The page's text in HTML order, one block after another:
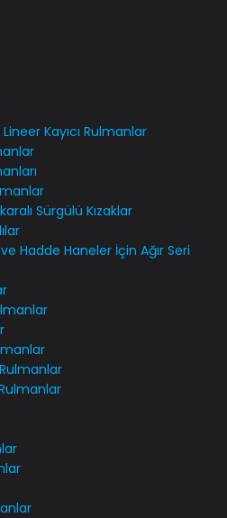
Kayıcı Rulmanlar
Sürgülü Kızaklar
Hadde Haneler İçin Ağır Seri
Rulmanlar